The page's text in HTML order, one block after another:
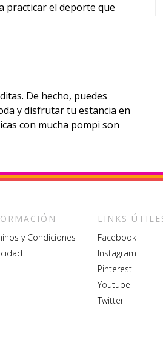
practicar el deporte que
De hecho, puedes
y disfrutar tu estancia en
con mucha pompi son
y Condiciones
LINKS
Facebook
Instagram
Pinterest
Youtube
Twitter